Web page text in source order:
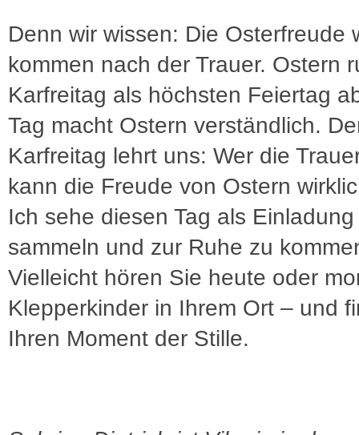
Denn wir wissen: Die Osterfreude
kommen nach der Trauer. Ostern
Karfreitag als höchsten Feiertag
Tag macht Ostern verständlich.
Karfreitag lehrt uns: Wer die
kann die Freude von Ostern
Ich sehe diesen Tag als
sammeln und zur Ruhe zu
Vielleicht hören Sie heute oder
Klepperkinder in Ihrem Ort – und
Ihren Moment der Stille.